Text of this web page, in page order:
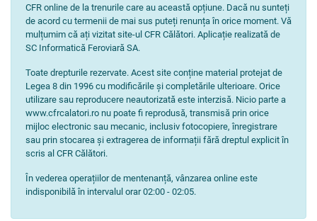
CFR online de la trenurile care au această opțiune. Dacă nu sunteți
de acord cu termenii de mai sus puteți renunța în orice moment. Vă
mulțumim că ați vizitat site-ul CFR Călători. Aplicație realizată de
SC Informatică Feroviară SA.
Toate drepturile rezervate. Acest site conține material protejat de
Legea 8 din 1996 cu modificările și completările ulterioare. Orice
utilizare sau reproducere neautorizată este interzisă. Nicio parte a
www.cfrcalatori.ro nu poate fi reprodusă, transmisă prin orice
mijloc electronic sau mecanic, inclusiv fotocopiere, înregistrare
sau prin stocarea și extragerea de informații fără dreptul explicit în
scris al CFR Călători.
În vederea operațiilor de mentenanță, vânzarea online este
indisponibilă în intervalul orar 02:00 - 02:05.